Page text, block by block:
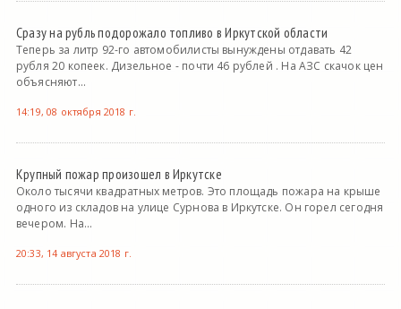
Сразу на рубль подорожало топливо в Иркутской области
Теперь за литр 92-го автомобилисты вынуждены отдавать 42
рубля 20 копеек. Дизельное - почти 46 рублей . На АЗС скачок цен
объясняют...
14:19, 08 октября 2018 г.
Крупный пожар произошел в Иркутске
Около тысячи квадратных метров. Это площадь пожара на крыше
одного из складов на улице Сурнова в Иркутске. Он горел сегодня
вечером. На...
20:33, 14 августа 2018 г.